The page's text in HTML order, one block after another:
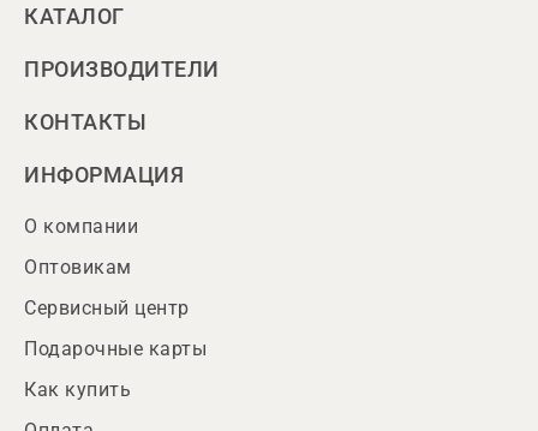
КАТАЛОГ
ПРОИЗВОДИТЕЛИ
КОНТАКТЫ
ИНФОРМАЦИЯ
О компании
Оптовикам
Сервисный центр
Подарочные карты
Как купить